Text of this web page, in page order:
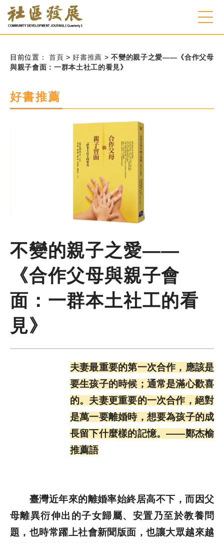
跳到主要內容
常見問題
客服諮詢
後台登入
季刊簡介
主題報導
特別企劃
人物專訪
好書推薦
各期季刊
投稿專區
目前位置：首頁> 好書推薦 > 不變的親子之愛——《合作父母
與親子會面：一群本土社工的看見》
好書推薦
不變的親子之愛——
《合作父母與親子會
面：一群本土社工的看
見》
夫妻最重要的第一次合作，應該是
要生孩子的時候；通常是滿心歡喜
的。夫妻更重要的一次合作，絕對
是萬一要離婚時，想要為孩子的成
長留下什麼樣的記憶。——鄭杰榆
推薦語
臺灣近年來的離婚率始終居高不下，而因父
母離異衍伸出的子女歸屬、安置乃至於教養問
題，也時常躍上社會新聞版面，也讓大眾越來越